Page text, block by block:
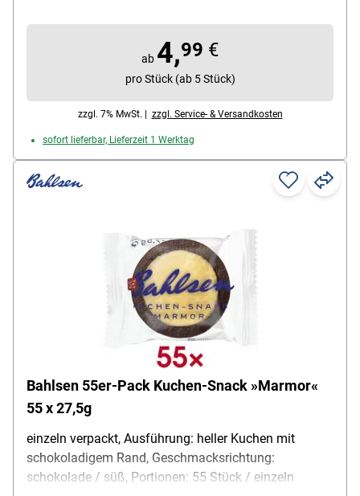
Verpackung: Metalldose mit Deckel
(wiederverwendbar), Inhalt: 500 g, Herstellungsregion:
Dänemark, Lieferumfang: 1 Dose Butterkekse (500 g
ab 4,99 €
pro Stück (ab 5 Stück)
zzgl. 7% MwSt. | zzgl. Service- & Versandkosten
sofort lieferbar, Lieferzeit 1 Werktag
Bahlsen 55er-Pack Kuchen-Snack »Marmor«
55 x 27,5g
einzeln verpackt, Ausführung: heller Kuchen mit
schokoladigem Rand, Geschmacksrichtung:
schokolade / süß, Portionen: 55 Stück / einzeln